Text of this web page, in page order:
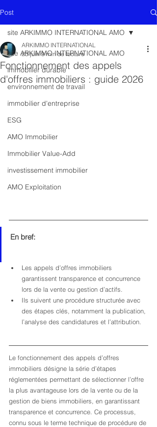
Post
site ARKIMMO INTERNATIONAL AMO
immobilier durable
environnement de travail
immobilier d'entreprise
ESG
AMO Immobilier
Immobilier Value-Add
investissement immobilier
AMO Exploitation
site ARKIMMO INTERNATIONAL AMO
Fonctionnement des appels
d'offres immobiliers : guide 2026
ARKIMMO INTERNATIONAL
23 juin 9 min de lecture
En bref:
Les appels d’offres immobiliers
garantissent transparence et concurrence
lors de la vente ou gestion d’actifs.
Ils suivent une procédure structurée avec
des étapes clés, notamment la publication,
l’analyse des candidatures et l’attribution.
Le fonctionnement des appels d’offres
immobiliers désigne la série d’étapes
réglementées permettant de sélectionner l’offre
la plus avantageuse lors de la vente ou de la
gestion de biens immobiliers, en garantissant
transparence et concurrence. Ce processus,
connu sous le terme technique de procédure de